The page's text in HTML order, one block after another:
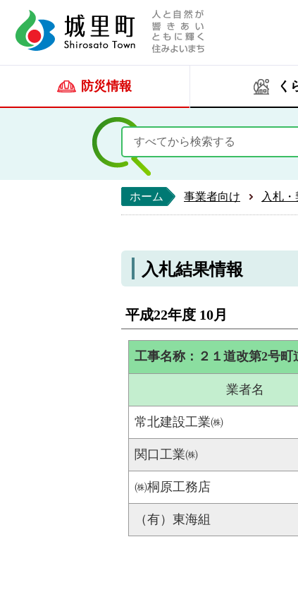
人と自然が響き
防災情報 く
ホーム 事業者向け 入札
入札結果情報
平成22年度 10月
工事名称：２１道改第2号町
業者名
常北建設工業㈱
関口工業㈱
㈱桐原工務店
（有）東海組